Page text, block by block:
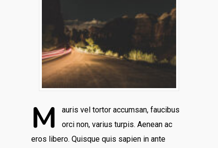
M
auris vel tortor accumsan, faucibus
orci non, varius turpis. Aenean ac
eros libero. Quisque quis sapien in ante